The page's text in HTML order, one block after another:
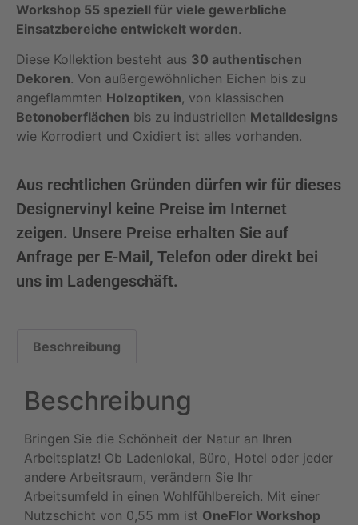
Workshop 55 speziell für viele gewerbliche
Einsatzbereiche entwickelt worden.
Diese Kollektion besteht aus 30 authentischen
Dekoren. Von außergewöhnlichen Eichen bis zu
angeflammten Holzoptiken, von klassischen
Betonoberflächen bis zu industriellen Metalldesigns
wie Korrodiert und Oxidiert ist alles vorhanden.
Aus rechtlichen Gründen dürfen wir für dieses
Designervinyl keine Preise im Internet
zeigen. Unsere Preise erhalten Sie auf
Anfrage per E-Mail, Telefon oder direkt bei
uns im Ladengeschäft.
Beschreibung
Beschreibung
Bringen Sie die Schönheit der Natur an Ihren
Arbeitsplatz! Ob Ladenlokal, Büro, Hotel oder jeder
andere Arbeitsraum, verändern Sie Ihr
Arbeitsumfeld in einen Wohlfühlbereich. Mit einer
Nutzschicht von 0,55 mm ist OneFlor Workshop